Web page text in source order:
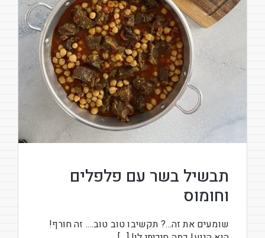
תבשיל בשר עם פלפלים
וחומוס
שומעים את זה…? תקשיבו טוב טוב…. זה חורף!